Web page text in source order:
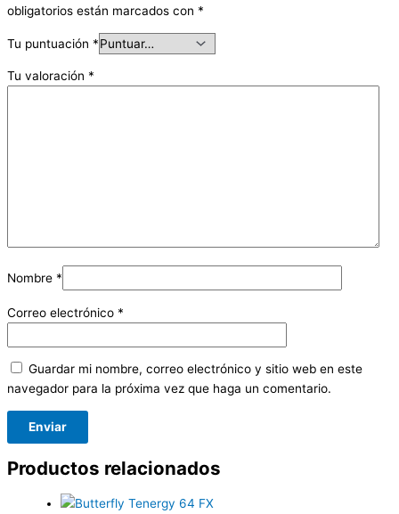
obligatorios están marcados con *
Tu puntuación *
Tu valoración *
Nombre *
Correo electrónico *
Guardar mi nombre, correo electrónico y sitio web en este
navegador para la próxima vez que haga un comentario.
Productos relacionados